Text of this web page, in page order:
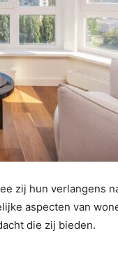
zij hun verlangens
aspecten van
die zij bieden.